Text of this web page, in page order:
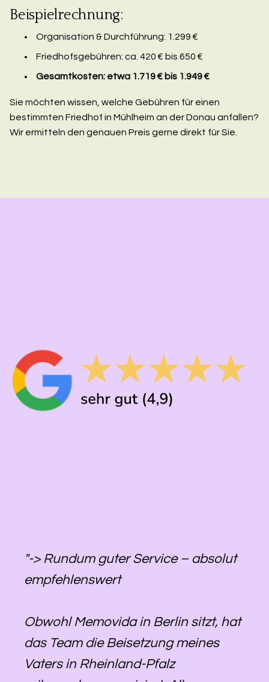
Beispielrechnung:
Organisation & Durchführung: 1.299 €
Friedhofsgebühren: ca. 420 € bis 650 €
Gesamtkosten: etwa 1.719 € bis 1.949 €
Sie möchten wissen, welche Gebühren für einen
bestimmten Friedhof in Mühlheim an der Donau anfallen?
Wir ermitteln den genauen Preis gerne direkt für Sie.
"-> Rundum guter Service – absolut
empfehlenswert
Obwohl Memovida in Berlin sitzt, hat
das Team die Beisetzung meines
Vaters in Rheinland-Pfalz